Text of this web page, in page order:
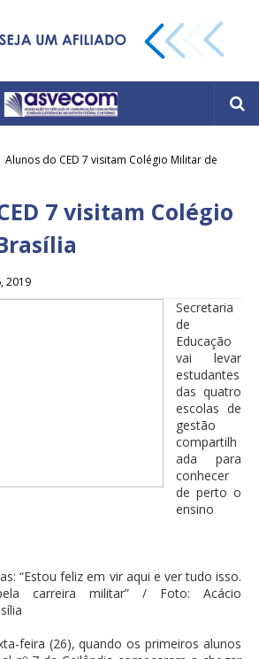
Alunos do CED 7 visitam Colégio Militar de
7 visitam Colégio
2019
Secretaria
de
Educação
vai levar
estudantes
das quatro
escolas de
gestão
compartilh
ada para
conhecer
de perto o
ensino
“Estou feliz em vir aqui e ver tudo isso.
carreira militar” / Foto: Acácio
feira (26), quando os primeiros alunos